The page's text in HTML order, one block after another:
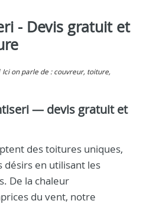
- Devis gratuit et
Ici on parle de : couvreur, toiture,
— devis gratuit et
des toitures uniques,
désirs en utilisant les
De la chaleur
du vent, notre